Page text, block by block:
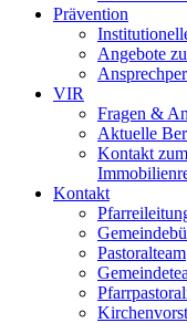
Prävention
Angebote
VIR
Fragen &
Aktuelle
Kontakt
Kontakt
Pastoralteam